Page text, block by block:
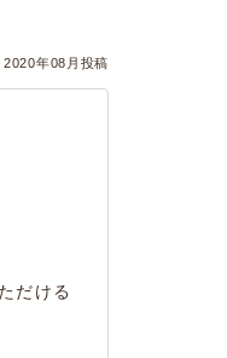
2020年08月投稿
だける